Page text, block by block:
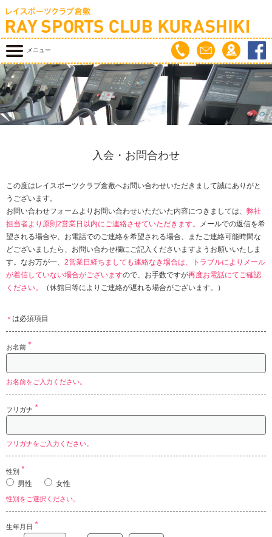
メニュー
入会・お問合わせ
この度はレイスポーツクラブ倉敷へお問い合わせいただきまして誠にありがと
うございます。
お問い合わせフォームよりお問い合わせいただいた内容につきましては、 弊社
担当者より原則2営業日以内にご連絡させていただきます。
メールでの返信を希
望される場合や、お電話でのご連絡を希望される場合、またご連絡可能時間な
どございましたら、お問い合わせ欄にご記入くださいますようお願いいたしま
す。なお万が一、 2営業日経ちましても連絡なき場合は、トラブルによりメール
が着信していない場合がございますので、お手数ですが再度お電話にてご確認
ください。
（休館日等によりご連絡が遅れる場合がございます。）
＊ は必須項目
お名前 ＊
お名前をご入力ください。
フリガナ ＊
フリガナをご入力ください。
性別 ＊
男性
女性
性別をご選択ください。
生年月日 ＊